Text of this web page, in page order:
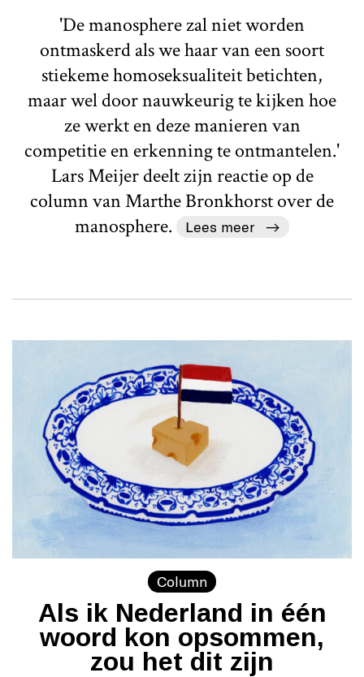
'De manosphere zal niet worden
ontmaskerd als we haar van een soort
stiekeme homoseksualiteit betichten,
maar wel door nauwkeurig te kijken hoe
ze werkt en deze manieren van
competitie en erkenning te ontmantelen.'
Lars Meijer deelt zijn reactie op de
column van Marthe Bronkhorst over de
manosphere.
Lees meer
Column
Als ik Nederland in één
woord kon opsommen,
zou het dit zijn